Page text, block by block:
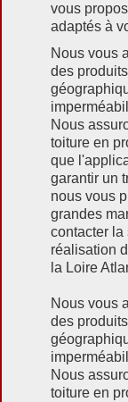
vous
adaptés à
Nous vous
des
Nous
toiture en
que
garantir un
nous vous
grandes
contacter la
réalisation
la Loire
Nous vous
des
Nous
toiture en